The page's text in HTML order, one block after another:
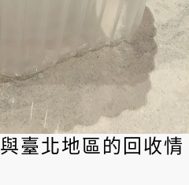
與臺北地區的回收情